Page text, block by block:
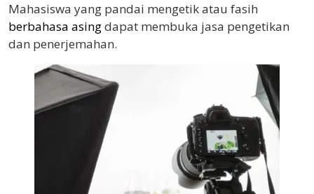
Mahasiswa yang pandai mengetik atau fasih
berbahasa asingdapat membuka jasa pengetikan
dan penerjemahan.